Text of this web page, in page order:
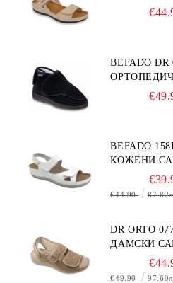
BEFADO DR
ЗА
BEFADO
КОЖЕНИ
€44.90
DR ORTO
ДАМСКИ
КРАК,
€49.90